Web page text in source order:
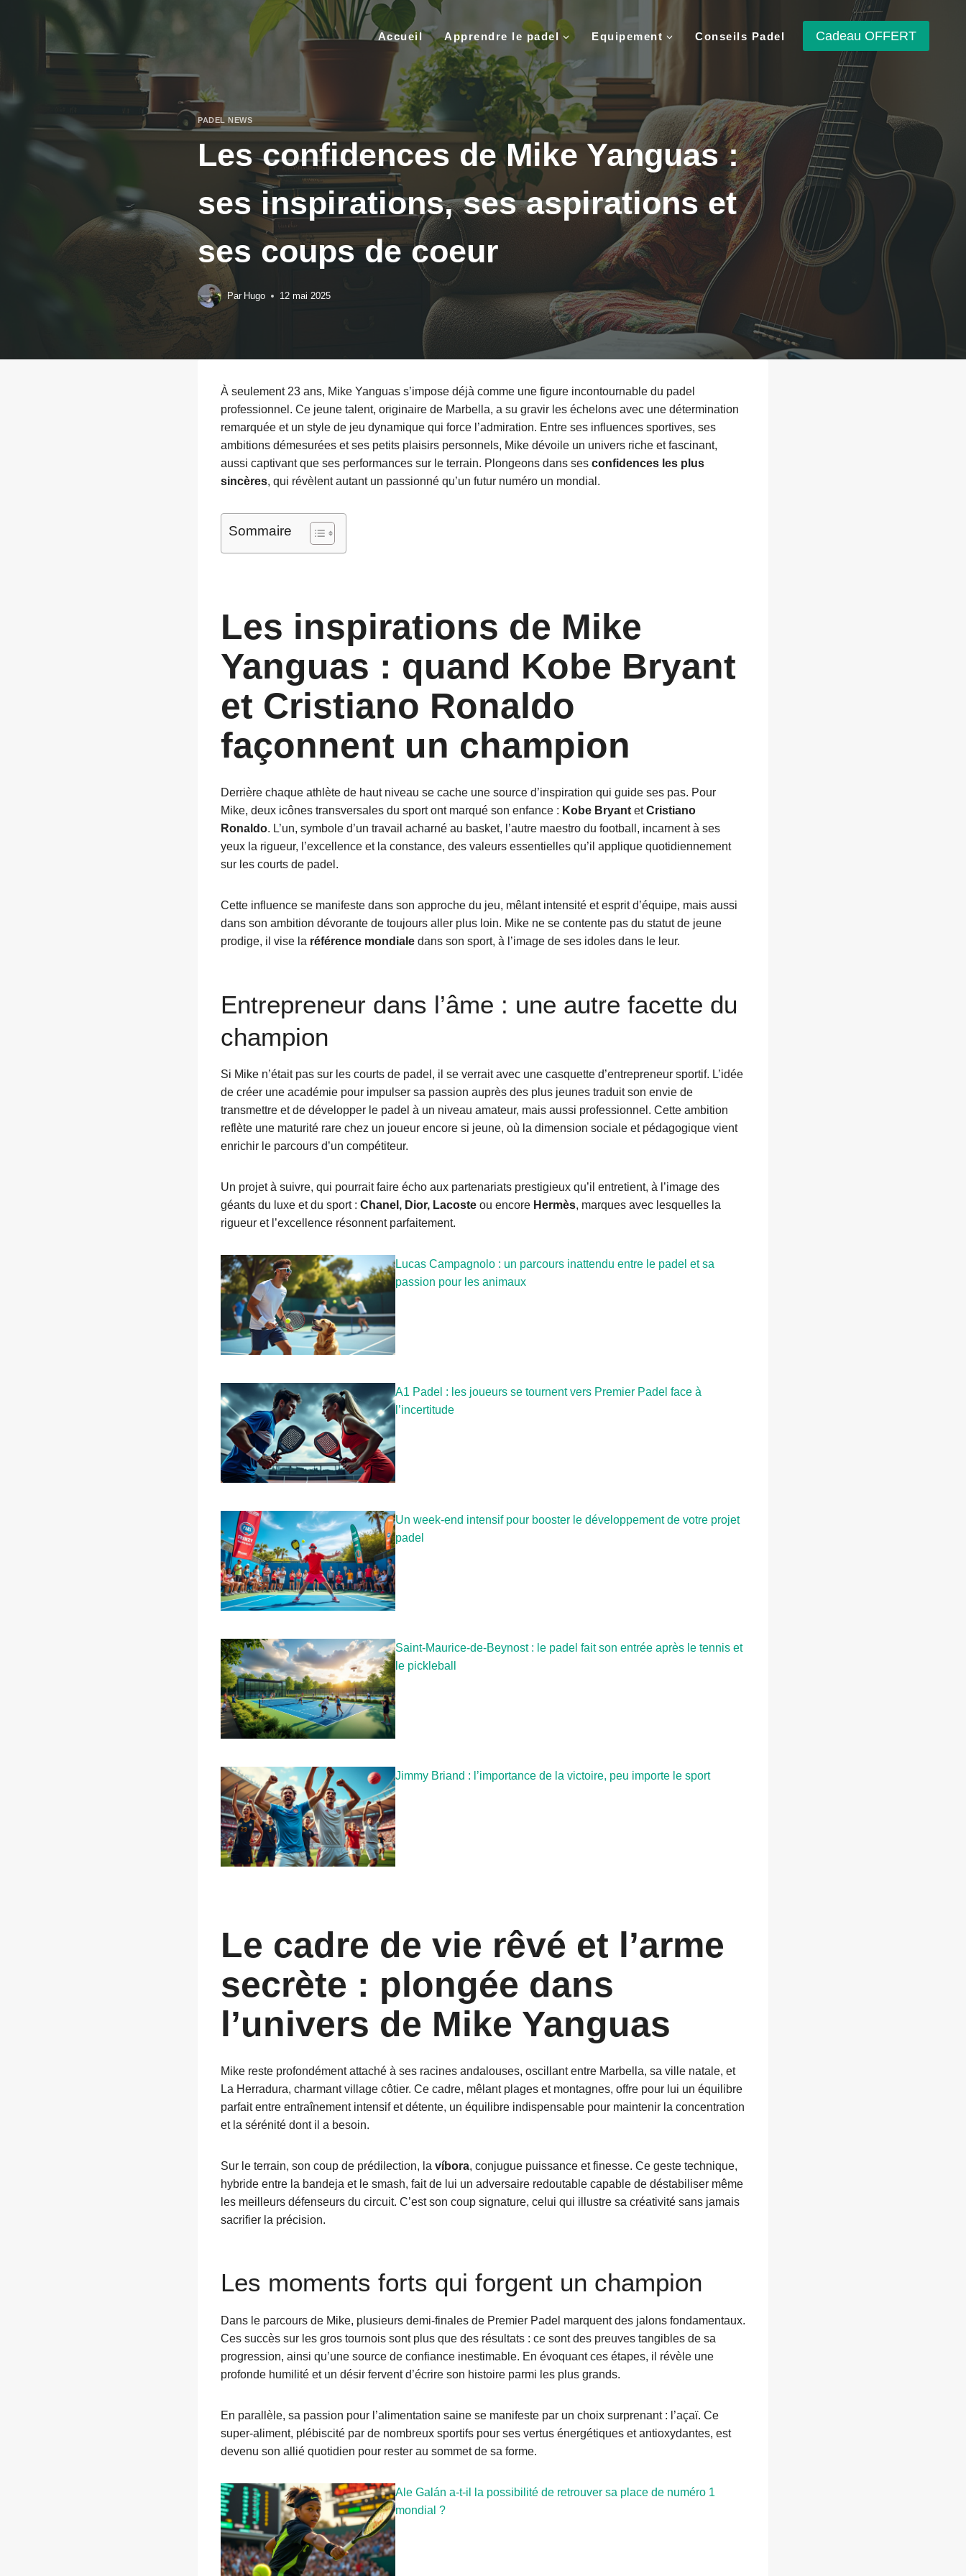
Accueil Apprendre le padel Equipement Conseils Padel Cadeau OFFERT
PADEL NEWS
Les confidences de Mike Yanguas :
ses inspirations, ses aspirations et
ses coups de coeur
Par Hugo 12 mai 2025
À seulement 23 ans, Mike Yanguas s’impose déjà comme une figure incontournable du padel
professionnel. Ce jeune talent, originaire de Marbella, a su gravir les échelons avec une détermination
remarquée et un style de jeu dynamique qui force l’admiration. Entre ses influences sportives, ses
ambitions démesurées et ses petits plaisirs personnels, Mike dévoile un univers riche et fascinant,
aussi captivant que ses performances sur le terrain. Plongeons dans ses confidences les plus
sincères, qui révèlent autant un passionné qu’un futur numéro un mondial.
Sommaire
Les inspirations de Mike
Yanguas : quand Kobe Bryant
et Cristiano Ronaldo
façonnent un champion
Derrière chaque athlète de haut niveau se cache une source d’inspiration qui guide ses pas. Pour
Mike, deux icônes transversales du sport ont marqué son enfance : Kobe Bryant etCristiano
Ronaldo. L’un, symbole d’un travail acharné au basket, l’autre maestro du football, incarnent à ses
yeux la rigueur, l’excellence et la constance, des valeurs essentielles qu’il applique quotidiennement
sur les courts de padel.
Cette influence se manifeste dans son approche du jeu, mêlant intensité et esprit d’équipe, mais aussi
dans son ambition dévorante de toujours aller plus loin. Mike ne se contente pas du statut de jeune
prodige, il vise la référence mondiale dans son sport, à l’image de ses idoles dans le leur.
Entrepreneur dans l’âme : une autre facette du
champion
Si Mike n’était pas sur les courts de padel, il se verrait avec une casquette d’entrepreneur sportif. L’idée
de créer une académie pour impulser sa passion auprès des plus jeunes traduit son envie de
transmettre et de développer le padel à un niveau amateur, mais aussi professionnel. Cette ambition
reflète une maturité rare chez un joueur encore si jeune, où la dimension sociale et pédagogique vient
enrichir le parcours d’un compétiteur.
Un projet à suivre, qui pourrait faire écho aux partenariats prestigieux qu’il entretient, à l’image des
géants du luxe et du sport : Chanel, Dior, Lacoste ou encore Hermès, marques avec lesquelles la
rigueur et l’excellence résonnent parfaitement.
Lucas Campagnolo : un parcours inattendu entre le padel et sa
passion pour les animaux
A1 Padel : les joueurs se tournent vers Premier Padel face à
l’incertitude
Un week-end intensif pour booster le développement de votre projet
padel
Saint-Maurice-de-Beynost : le padel fait son entrée après le tennis et
le pickleball
Jimmy Briand : l’importance de la victoire, peu importe le sport
Le cadre de vie rêvé et l’arme
secrète : plongée dans
l’univers de Mike Yanguas
Mike reste profondément attaché à ses racines andalouses, oscillant entre Marbella, sa ville natale, et
La Herradura, charmant village côtier. Ce cadre, mêlant plages et montagnes, offre pour lui un équilibre
parfait entre entraînement intensif et détente, un équilibre indispensable pour maintenir la concentration
et la sérénité dont il a besoin.
Sur le terrain, son coup de prédilection, la víbora, conjugue puissance et finesse. Ce geste technique,
hybride entre la bandeja et le smash, fait de lui un adversaire redoutable capable de déstabiliser même
les meilleurs défenseurs du circuit. C’est son coup signature, celui qui illustre sa créativité sans jamais
sacrifier la précision.
Les moments forts qui forgent un champion
Dans le parcours de Mike, plusieurs demi-finales de Premier Padel marquent des jalons fondamentaux.
Ces succès sur les gros tournois sont plus que des résultats : ce sont des preuves tangibles de sa
progression, ainsi qu’une source de confiance inestimable. En évoquant ces étapes, il révèle une
profonde humilité et un désir fervent d’écrire son histoire parmi les plus grands.
En parallèle, sa passion pour l’alimentation saine se manifeste par un choix surprenant : l’açaï. Ce
super-aliment, plébiscité par de nombreux sportifs pour ses vertus énergétiques et antioxydantes, est
devenu son allié quotidien pour rester au sommet de sa forme.
Ale Galán a-t-il la possibilité de retrouver sa place de numéro 1
mondial ?